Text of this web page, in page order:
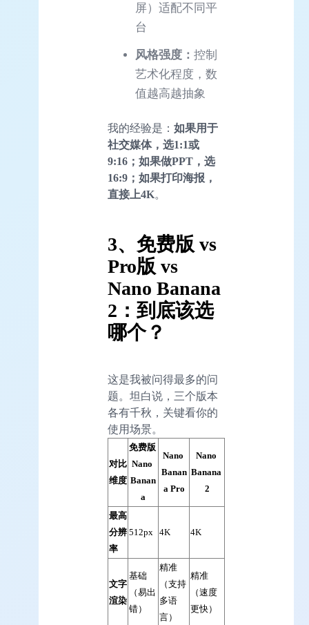
屏）适配不同平
台
风格强度： 控制
艺术化程度，数
值越高越抽象
我的经验是： 如果用于
社交媒体，选1:1或
9:16；如果做PPT，选
16:9；如果打印海报，
直接上4K。
3、免费版 vs
Pro版 vs
Nano Banana
2：到底该选
哪个？
这是我被问得最多的问
题。坦白说，三个版本
各有千秋，关键看你的
使用场景。
对比
维度
免费版
Nano
Banan
a
Nano
Banan
a Pro
Nano
Banana
2
最高
分辨
率
512px 4K 4K
文字
渲染
基础
（易出
错）
精准
（支持
多语
言）
精准
（速度
更快）